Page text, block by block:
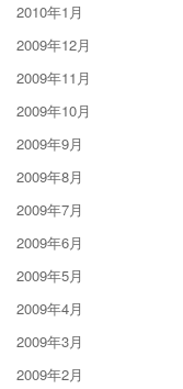
2010年1月
2009年12月
2009年11月
2009年10月
2009年9月
2009年8月
2009年7月
2009年6月
2009年5月
2009年4月
2009年3月
2009年2月